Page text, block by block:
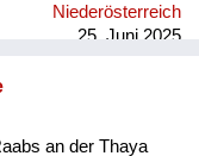
Niederösterreich
25. Juni 2025
an der Thaya